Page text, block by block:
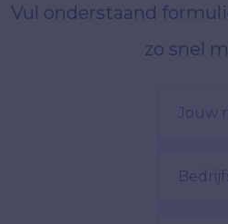
Vul onderstaand
zo snel